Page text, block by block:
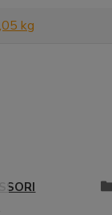
kg